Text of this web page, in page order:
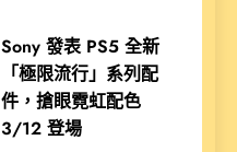
Sony 發表 PS5 全新
「極限流行」系列配
件，搶眼霓虹配色
3/12 登場